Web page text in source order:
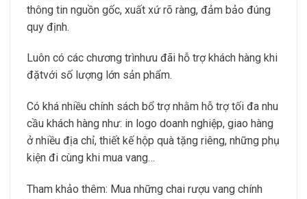
thông tin nguồn gốc, xuất xứ rõ ràng, đảm bảo đúng
quy định.
Luôn có các chương trìnhưu đãi hỗ trợ khách hàng khi
đặtvới số lượng lớn sản phẩm.
Có khá nhiều chính sách bổ trợ nhằm hỗ trợ tối đa nhu
cầu khách hàng như: in logo doanh nghiệp, giao hàng
ở nhiều địa chỉ, thiết kế hộp quà tặng riêng, những phụ
kiện đi cùng khi mua vang…
Tham khảo thêm: Mua những chai rượu vang chính